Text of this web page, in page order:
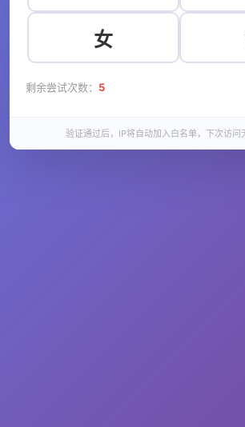
女
剩余尝试次数： 5
验证通过后，IP将自动加入白名单，下次访问